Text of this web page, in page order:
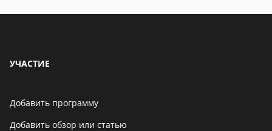
УЧАСТИЕ
Добавить программу
Добавить обзор или статью